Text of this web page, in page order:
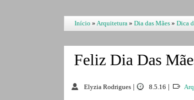
Início » Arquitetura » Dia das Mães » Dica
Feliz Dia Das
Elyzia Rodrigues 8.5.16